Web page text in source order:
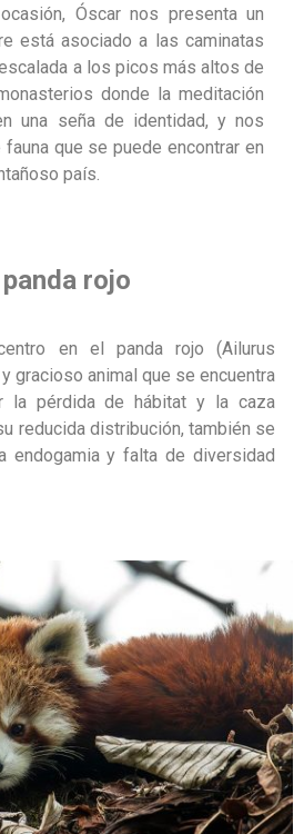
Óscar nos presenta un
está asociado a las caminatas
a los picos más altos de
donde la meditación
una seña de identidad, y nos
que se puede encontrar en
país.
panda rojo
en el panda rojo (Ailurus
gracioso animal que se encuentra
la pérdida de hábitat y la caza
reducida distribución, también se
endogamia y falta de diversidad